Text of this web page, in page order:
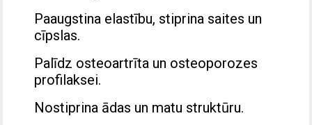
Paaugstina elastību, stiprina saites un
cīpslas.
Palīdz osteoartrīta un osteoporozes
profilaksei.
Nostiprina ādas un matu struktūru.